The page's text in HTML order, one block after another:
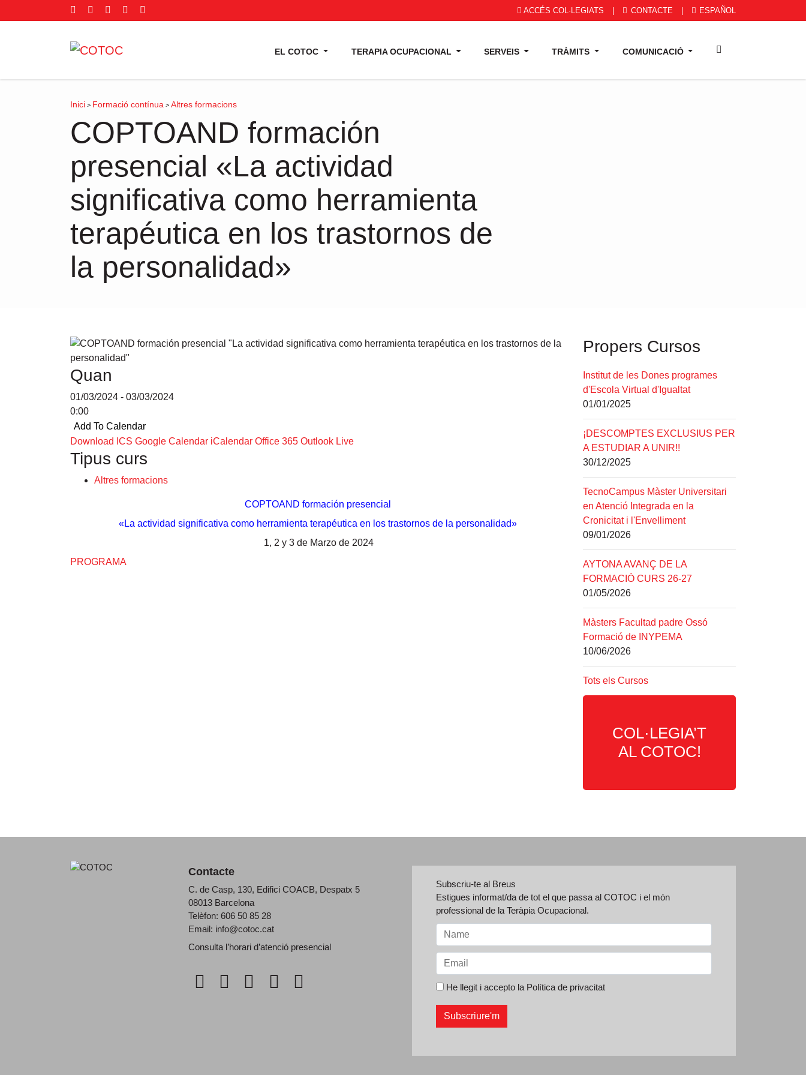
ACCÉS COL·LEGIATS CONTACTE ESPAÑOL
EL COTOC TERAPIA OCUPACIONAL SERVEIS TRÀMITS COMUNICACIÓ
Inici > Formació contínua > Altres formacions
COPTOAND formación
presencial «La actividad
significativa como herramienta
terapéutica en los trastornos de
la personalidad»
Quan
01/03/2024 - 03/03/2024
0:00
Add To Calendar
Download ICS Google Calendar iCalendar Office 365 Outlook Live
Tipus curs
Altres formacions
COPTOAND formación presencial
«La actividad significativa como herramienta terapéutica en los trastornos de la personalidad»
1, 2 y 3 de Marzo de 2024
PROGRAMA
Propers Cursos
Institut de les Dones programes
d'Escola Virtual d'Igualtat
01/01/2025
¡DESCOMPTES EXCLUSIUS PER
A ESTUDIAR A UNIR!!
30/12/2025
TecnoCampus Màster Universitari
en Atenció Integrada en la
Cronicitat i l'Envelliment
09/01/2026
AYTONA AVANÇ DE LA
FORMACIÓ CURS 26-27
01/05/2026
Màsters Facultad padre Ossó
Formació de INYPEMA
10/06/2026
Tots els Cursos
COL·LEGIA’T
AL COTOC!
Contacte
C. de Casp, 130, Edifici COACB, Despatx 5
08013 Barcelona
Telèfon: 606 50 85 28
Email: info@cotoc.cat
Consulta l’horari d’atenció presencial
Subscriu-te al Breus
Estigues informat/da de tot el que passa al COTOC i el món
professional de la Teràpia Ocupacional.
He llegit i accepto la Política de privacitat